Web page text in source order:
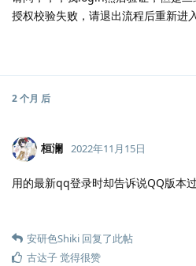
授权校验失败，请退出流程后重新进
2 个月 后
桓澜 2022年11月15日
用的最新qq登录时却告诉说QQ版本
安研色Shiki 回复了此帖
古达子觉得很赞